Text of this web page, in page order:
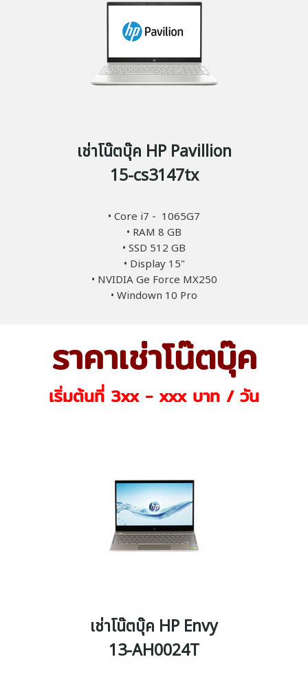
เช่าโน๊ตบุ๊ค HP Pavillion
15-cs3147tx
• Core i7 - 1065G7
• RAM 8 GB
• SSD 512 GB
• Display 15"
• NVIDIA Ge Force MX250
• Windown 10 Pro
ราคาเช่าโน๊ตบุ๊ค
เริ่มต้นที่ 3xx - xxx บาท / วัน
เช่าโน๊ตบุ๊ค HP Envy
13-AH0024T